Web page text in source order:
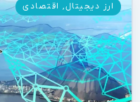
ارز دیجیتال, اقتصادی